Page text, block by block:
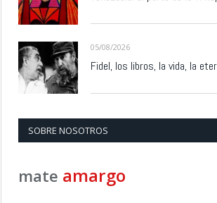
05/08/2026
Fidel, los libros, la vida, la
SOBRE NOSOTROS
mate amargo